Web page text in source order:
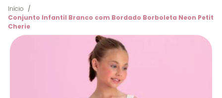
Início
Conjunto Infantil Branco com Bordado Borboleta Neon Petit
Cherie